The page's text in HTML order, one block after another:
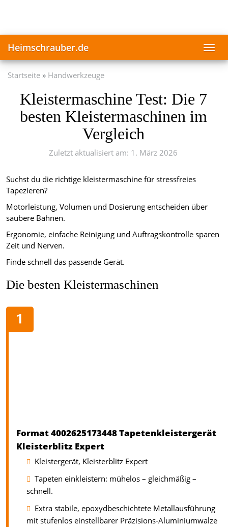
Heimschrauber.de
Startseite Handwerkzeuge
Kleistermaschine Test: Die 7
besten Kleistermaschinen im
Vergleich
Zuletzt aktualisiert am: 1. März 2026
Suchst du die richtige kleistermaschine für stressfreies
Tapezieren?
Motorleistung, Volumen und Dosierung entscheiden über
saubere Bahnen.
Ergonomie, einfache Reinigung und Auftragskontrolle sparen
Zeit und Nerven.
Finde schnell das passende Gerät.
Die besten Kleistermaschinen
Format 4002625173448 Tapetenkleistergerät
Kleisterblitz Expert
Kleistergerät, Kleisterblitz Expert
Tapeten einkleistern: mühelos – gleichmäßig –
schnell.
Extra stabile, epoxydbeschichtete Metallausführung
mit stufenlos einstellbarer Präzisions-Aluminiumwalze